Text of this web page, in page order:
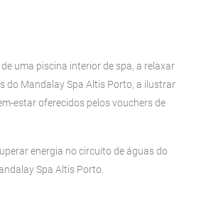
energia no circuito de águas do
Spa Altis Porto.